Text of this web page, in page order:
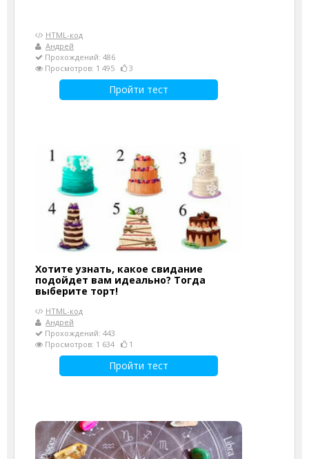
HTML-код
Андрей
Прохождений: 486
Просмотров: 1 495
3
Пройти тест
Хотите узнать, какое свидание
подойдет вам идеально? Тогда
выберите торт!
HTML-код
Андрей
Прохождений: 443
Просмотров: 1 634
1
Пройти тест